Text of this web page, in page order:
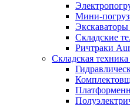
Мини-
Складские
Ричтраки
Складская